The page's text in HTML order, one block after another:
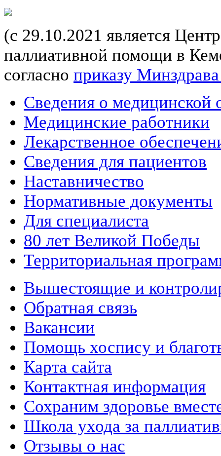
(с 29.10.2021 является
паллиативной помощи в
согласно приказу
Сведения о медицинской
Медицинские работники
Лекарственное
Сведения для пациентов
Наставничество
Нормативные документы
Для специалиста
80 лет Великой Победы
Территориальная
Вышестоящие и
Обратная связь
Вакансии
Помощь хоспису и
Карта сайта
Контактная информация
Сохраним здоровье
Школа ухода за
Отзывы о нас